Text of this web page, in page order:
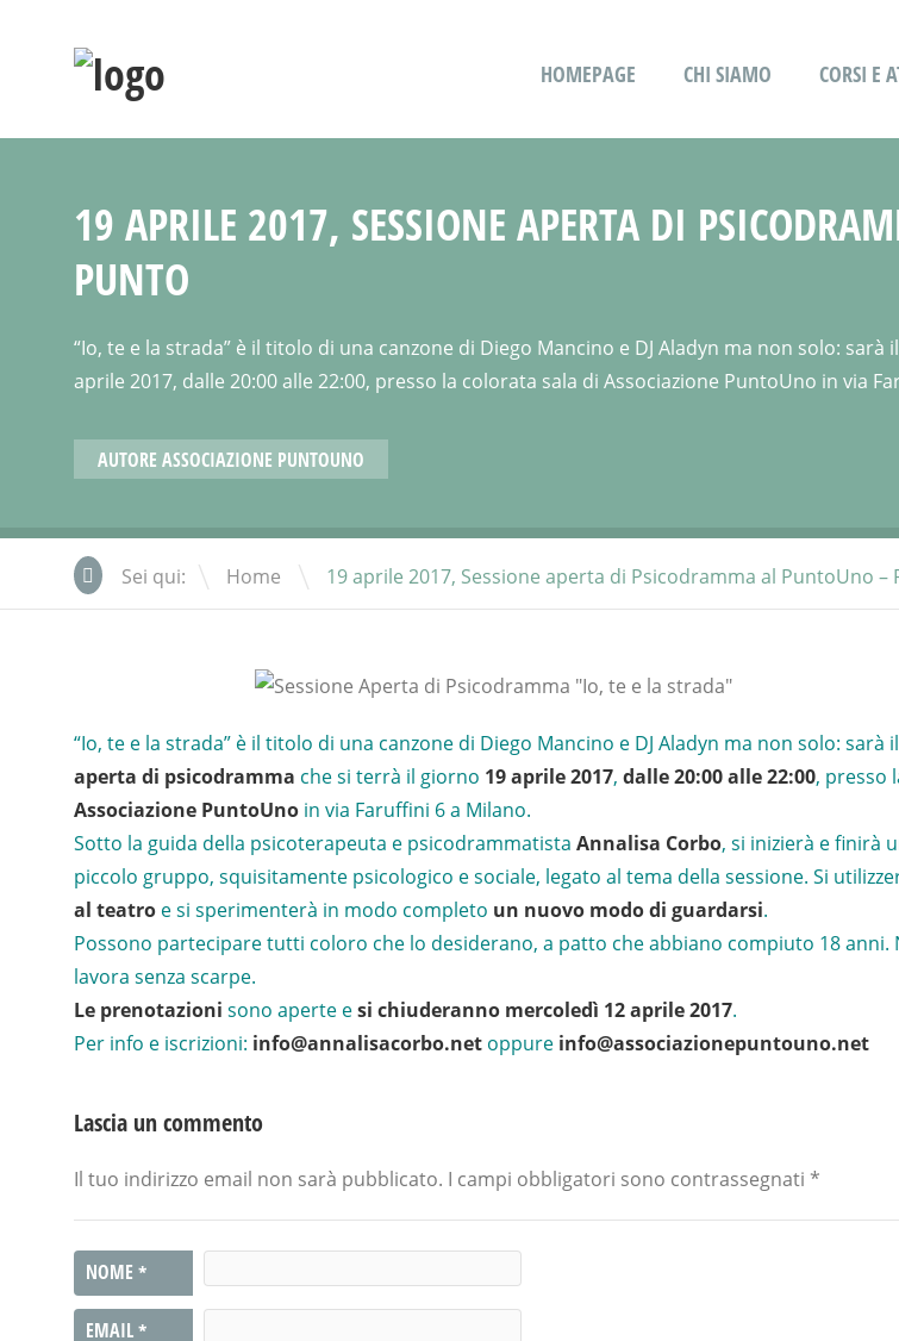
HOMEPAGE CHI SIAMO CORSI E
19 APRILE 2017, SESSIONE APERTA DI
PUNTO
“Io, te e la strada” è il titolo di una canzone di Diego Mancino e DJ Aladyn ma non solo:
aprile 2017, dalle 20:00 alle 22:00, presso la colorata sala di Associazione PuntoUno in via
AUTORE ASSOCIAZIONE PUNTOUNO
Sei qui: Home \ 19 aprile 2017, Sessione aperta di Psicodramma al PuntoUno
“Io, te e la strada” è il titolo di una canzone di Diego Mancino e DJ Aladyn ma non solo: sarà
aperta di psicodramma che si terrà il giorno 19 aprile 2017, dalle 20:00 alle 22:00, presso
Associazione PuntoUno in via Faruffini 6 a Milano.
Sotto la guida della psicoterapeuta e psicodrammatista Annalisa Corbo, si inizierà e finirà
piccolo gruppo, squisitamente psicologico e sociale, legato al tema della sessione. Si
al teatro e si sperimenterà in modo completo un nuovo modo di guardarsi.
Possono partecipare tutti coloro che lo desiderano, a patto che abbiano compiuto 18 anni.
lavora senza scarpe.
Le prenotazioni sono aperte esi chiuderanno mercoledì 12 aprile 2017.
Per info e iscrizioni: info@annalisacorbo.net oppure info@associazionepuntouno.net
Lascia un commento
Il tuo indirizzo email non sarà pubblicato. I campi obbligatori sono contrassegnati *
NOME *
EMAIL*